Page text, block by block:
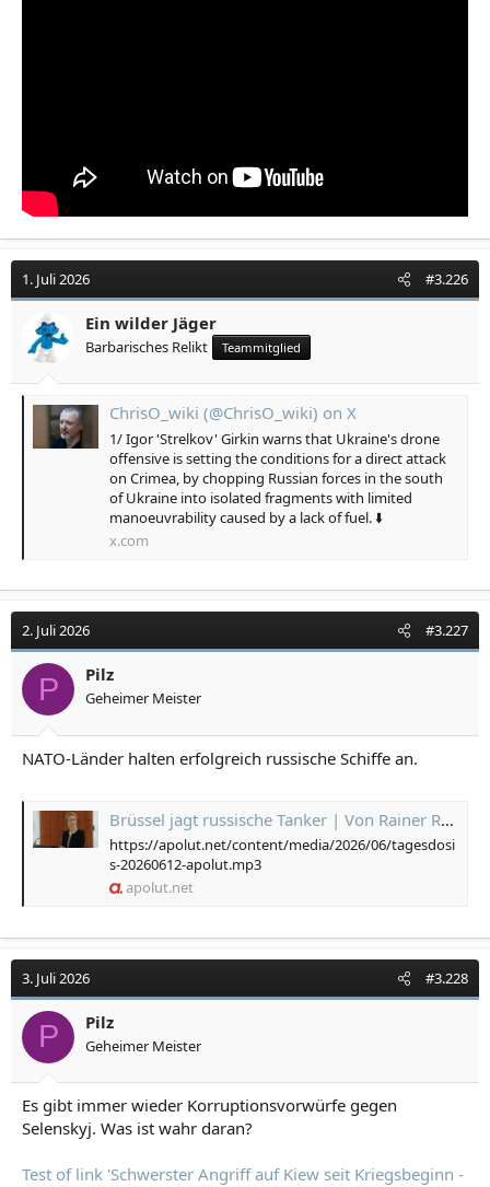
1. Juli 2026 #3.226
Ein wilder Jäger
Barbarisches Relikt Teammitglied
ChrisO_wiki (@ChrisO_wiki) on X
1/ Igor 'Strelkov' Girkin warns that Ukraine's drone
offensive is setting the conditions for a direct attack
on Crimea, by chopping Russian forces in the south
of Ukraine into isolated fragments with limited
manoeuvrability caused by a lack of fuel. ⬇️
x.com
2. Juli 2026 #3.227
P Pilz
Geheimer Meister
NATO-Länder halten erfolgreich russische Schiffe an.
Brüssel jagt russische Tanker | Von Rainer Rupp
https://apolut.net/content/media/2026/06/tagesdosi
s-20260612-apolut.mp3
apolut.net
3. Juli 2026 #3.228
P Pilz
Geheimer Meister
Es gibt immer wieder Korruptionsvorwürfe gegen
Selenskyj. Was ist wahr daran?
Test of link 'Schwerster Angriff auf Kiew seit Kriegsbeginn -